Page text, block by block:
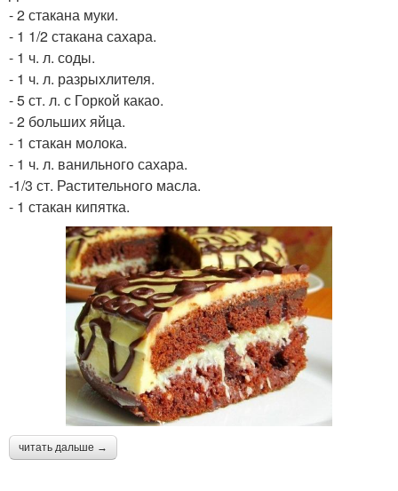
- 2 стакана муки.
- 1 1/2 стакана сахара.
- 1 ч. л. соды.
- 1 ч. л. разрыхлителя.
- 5 ст. л. с Горкой какао.
- 2 больших яйца.
- 1 стакан молока.
- 1 ч. л. ванильного сахара.
-1/3 ст. Растительного масла.
- 1 стакан кипятка.
читать дальше →